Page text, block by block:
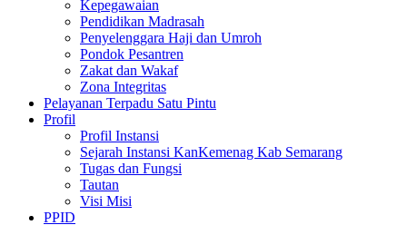
Kepegawaian
Pendidikan Madrasah
Penyelenggara Haji dan Umroh
Pondok Pesantren
Zakat dan Wakaf
Zona Integritas
Pelayanan Terpadu Satu Pintu
Profil
Profil Instansi
Sejarah Instansi KanKemenag Kab Semarang
Tugas dan Fungsi
Tautan
Visi Misi
PPID